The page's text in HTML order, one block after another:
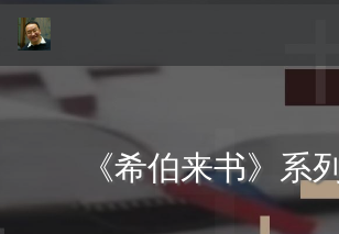
《希伯来书》系